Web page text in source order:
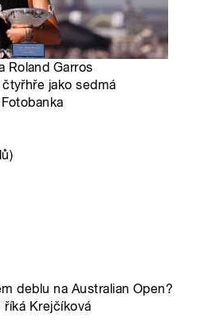
Roland Garros
jako sedmá
deblu na Australian Open?
říká Krejčíková